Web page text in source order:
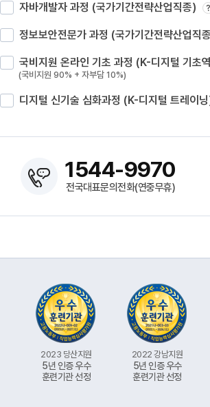
자바개발자 과정 (국가기간전략산업직종) ?
정보보안전문가 과정 (국가기간전략산업직
국비지원 온라인 기초 과정 (K-디지털 기초
(국비지원 90% + 자부담 10%)
디지털 신기술 심화과정 (K-디지털 트레이
1544-9970
전국대표문의전화(연중무휴)
2023 당산지원
5년 인증 우수
훈련기관 선정
2022 강남지원
5년 인증 우수
훈련기관 선정